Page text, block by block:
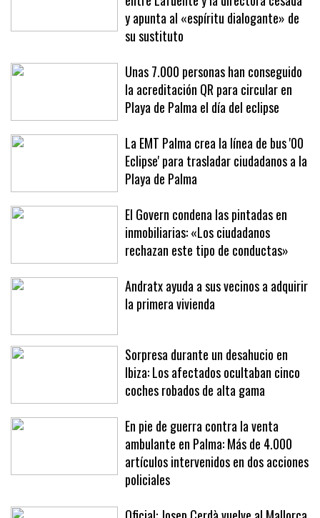
El Govern admite «divergencias»
entre Lafuente y la directora cesada
y apunta al «espíritu dialogante» de
su sustituto
Unas 7.000 personas han conseguido
la acreditación QR para circular en
Playa de Palma el día del eclipse
La EMT Palma crea la línea de bus '00
Eclipse' para trasladar ciudadanos a la
Playa de Palma
El Govern condena las pintadas en
inmobiliarias: «Los ciudadanos
rechazan este tipo de conductas»
Andratx ayuda a sus vecinos a adquirir
Sorpresa durante un desahucio en
Ibiza: Los afectados ocultaban cinco
coches robados de alta gama
En pie de guerra contra la venta
ambulante en Palma: Más de 4.000
artículos intervenidos en dos acciones
policiales